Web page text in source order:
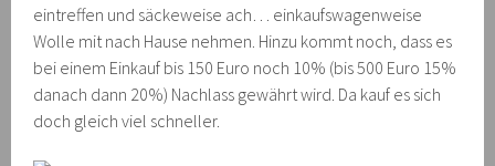
eintreffen und säckeweise ach… einkaufswagenweise
Wolle mit nach Hause nehmen. Hinzu kommt noch, dass es
bei einem Einkauf bis 150 Euro noch 10% (bis 500 Euro 15%
danach dann 20%) Nachlass gewährt wird. Da kauf es sich
doch gleich viel schneller.